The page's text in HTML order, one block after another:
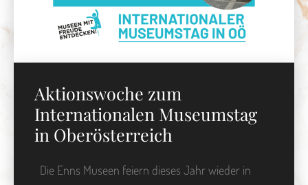
Aktionswoche zum
Internationalen Museumstag
in Oberösterreich
Die Enns Museen feiern dieses Jahr wieder in